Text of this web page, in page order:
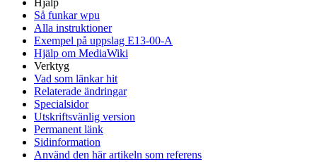
Hjälp
Så funkar wpu
Alla instruktioner
Exempel på uppslag E13-00-A
Hjälp om MediaWiki
Verktyg
Vad som länkar hit
Relaterade ändringar
Specialsidor
Utskriftsvänlig version
Permanent länk
Sidinformation
Använd den här artikeln som referens